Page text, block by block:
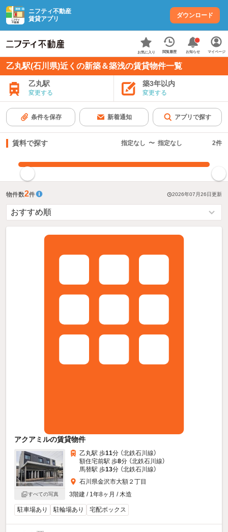
ニフティ不動産
賃貸アプリ
ダウンロード
お気に入り 閲覧履歴 お知らせ マイページ
乙丸駅(石川県)近くの新築＆築浅の賃貸物件一覧
乙丸駅
変更する
築3年以内
変更する
条件を保存 新着通知 アプリで探す
賃料で探す 指定なし 〜 指定なし 2件
物件数2件 2026年07月26日更新
アクアミルの賃貸物件
すべての写真
乙丸駅 歩11分 （北鉄石川線）
額住宅前駅 歩8分 （北鉄石川線）
馬替駅 歩13分 （北鉄石川線）
石川県金沢市大額２丁目
3階建 / 1年8ヶ月 / 木造
駐車場あり 駐輪場あり 宅配ボックス